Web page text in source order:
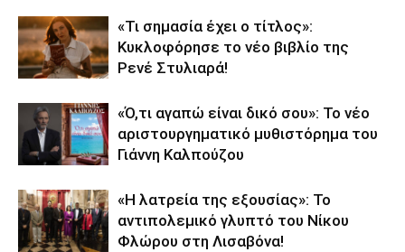
«Τι σημασία έχει ο τίτλος»:
Κυκλοφόρησε το νέο βιβλίο της
Ρενέ Στυλιαρά!
«Ό,τι αγαπώ είναι δικό σου»: Το νέο
αριστουργηματικό μυθιστόρημα του
Γιάννη Καλπούζου
«Η λατρεία της εξουσίας»: Το
αντιπολεμικό γλυπτό του Νίκου
Φλώρου στη Λισαβόνα!